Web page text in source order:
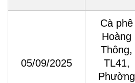
05/09/2025
Cà phê
Hoàng
Thông,
TL41,
Phường